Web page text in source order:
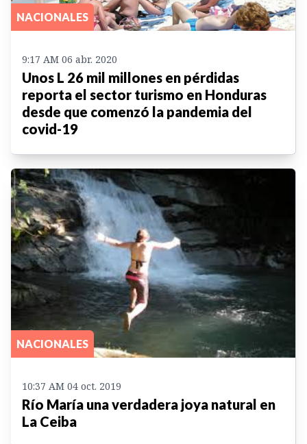
NACIONALES
9:17 AM 06 abr. 2020
Unos L 26 mil millones en pérdidas
reporta el sector turismo en Honduras
desde que comenzó la pandemia del
covid-19
NACIONALES
10:37 AM 04 oct. 2019
Río María una verdadera joya natural en
La Ceiba